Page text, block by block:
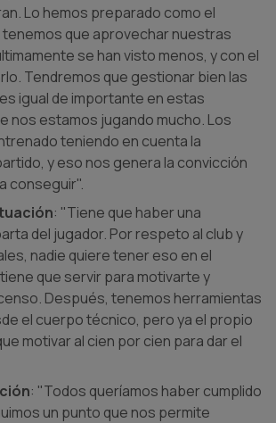
Lo hemos preparado como el
tenemos que aprovechar nuestras
se han visto menos, y con el
Tendremos que gestionar bien las
igual de importante en estas
nos estamos jugando mucho. Los
teniendo en cuenta la
y eso nos genera la convicción
conseguir".
: "Tiene que haber una
del jugador. Por respeto al club y
nadie quiere tener eso en el
que servir para motivarte y
Después, tenemos herramientas
el cuerpo técnico, pero ya el propio
motivar al cien por cien para dar el
: "Todos queríamos haber cumplido
un punto que nos permite